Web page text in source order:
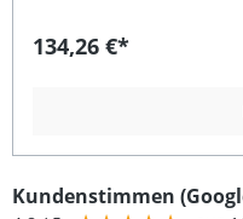
Flugzeugbau eingesetzt
einer stabilen
eloxierten Oberflächen
Montage der
134,26 €*
Kundenstimmen